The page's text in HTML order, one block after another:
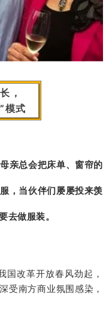
，
模式
亲总会把床单、窗帘的
，当伙伴们屡屡投来羡
去做服装。
国改革开放春风劲起，
受南方商业氛围感染，